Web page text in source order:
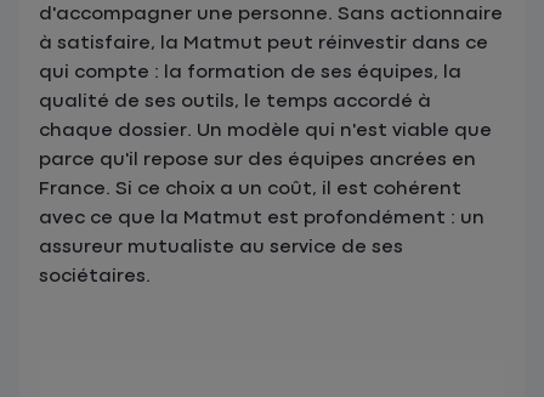
d'accompagner une personne. Sans actionnaire
à satisfaire, la Matmut peut réinvestir dans ce
qui compte : la formation de ses équipes, la
qualité de ses outils, le temps accordé à
chaque dossier. Un modèle qui n'est viable que
parce qu'il repose sur des équipes ancrées en
France. Si ce choix a un coût, il est cohérent
avec ce que la Matmut est profondément : un
assureur mutualiste au service de ses
sociétaires.